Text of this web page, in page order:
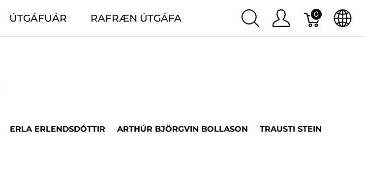
ÚTGÁFUÁR RAFRÆN ÚTGÁFA 0
ERLA ERLENDSDÓTTIR ARTHÚR BJÖRGVIN BOLLASON TRAUSTI STEINSSON